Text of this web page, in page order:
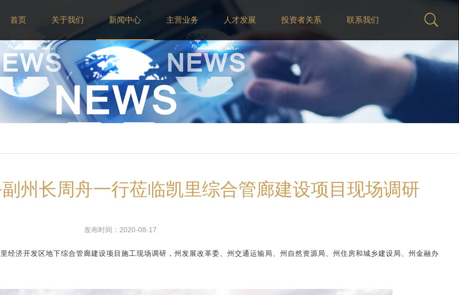
首页 关于我们 新闻中心 主营业务 人才发展 投资者关系 联系我们
州长周舟一行莅临凯里综合管廊建设项目现场调研
发布时间：2020-08-17
经济开发区地下综合管廊建设项目施工现场调研， 州发展改革委、州交通运输局、州自然资源局、州住房和城乡建设局、州金融办